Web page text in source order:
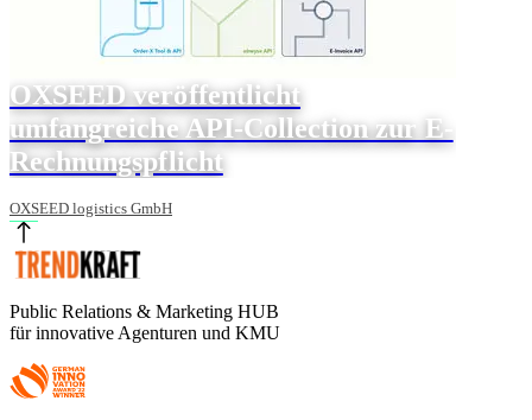
OXSEED veröffentlicht
umfangreiche API-Collection zur E-
Rechnungspflicht
OXSEED logistics GmbH
Public Relations & Marketing HUB
für innovative Agenturen und KMU